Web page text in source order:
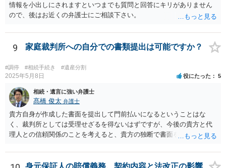
情報を小出しにされますといつまでも質問と回答にキリがありません
ので、後はお近くの弁護士にご相談下さい。
9 家庭裁判所への自分での書類提出は可能ですか？
#調停 #相続手続き #遺産分割
2025年5月8日 役にたった 5
相続・遺言に強い弁護士
髙橋 俊太 弁護士
貴方自身が作成した書面を提出して門前払いになるということはな
く、裁判所としては受理せざるを得ないはずですが、今後の貴方と代
理人との信頼関係のことを考えると、貴方の独断で書面を提出したり
士が主張書面の提出を渋っているようですが、弁護士として提出の実
益がないと考えている可能性もあると思いますので、そのあたりも含
身元保証人の賠償義務、契約内容と法改正の影響